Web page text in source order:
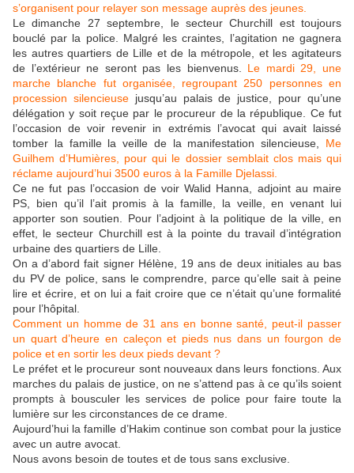
s’organisent pour relayer son message auprès des jeunes.
Le dimanche 27 septembre, le secteur Churchill est toujours
bouclé par la police. Malgré les craintes, l’agitation ne gagnera
les autres quartiers de Lille et de la métropole, et les agitateurs
de l’extérieur ne seront pas les bienvenus. Le mardi 29, une
marche blanche fut organisée, regroupant 250 personnes en
procession silencieusejusqu’au palais de justice, pour qu’une
délégation y soit reçue par le procureur de la république. Ce fut
l’occasion de voir revenir in extrémis l’avocat qui avait laissé
tomber la famille la veille de la manifestation silencieuse, Me
Guilhem d’Humières, pour qui le dossier semblait clos mais qui
réclame aujourd’hui 3500 euros à la Famille Djelassi.
Ce ne fut pas l’occasion de voir Walid Hanna, adjoint au maire
PS, bien qu’il l’ait promis à la famille, la veille, en venant lui
apporter son soutien. Pour l’adjoint à la politique de la ville, en
effet, le secteur Churchill est à la pointe du travail d’intégration
urbaine des quartiers de Lille.
On a d’abord fait signer Hélène, 19 ans de deux initiales au bas
du PV de police, sans le comprendre, parce qu’elle sait à peine
lire et écrire, et on lui a fait croire que ce n’était qu’une formalité
pour l’hôpital.
Comment un homme de 31 ans en bonne santé, peut-il passer
un quart d’heure en caleçon et pieds nus dans un fourgon de
police et en sortir les deux pieds devant ?
Le préfet et le procureur sont nouveaux dans leurs fonctions. Aux
marches du palais de justice, on ne s’attend pas à ce qu’ils soient
prompts à bousculer les services de police pour faire toute la
lumière sur les circonstances de ce drame.
Aujourd’hui la famille d’Hakim continue son combat pour la justice
avec un autre avocat.
Nous avons besoin de toutes et de tous sans exclusive.